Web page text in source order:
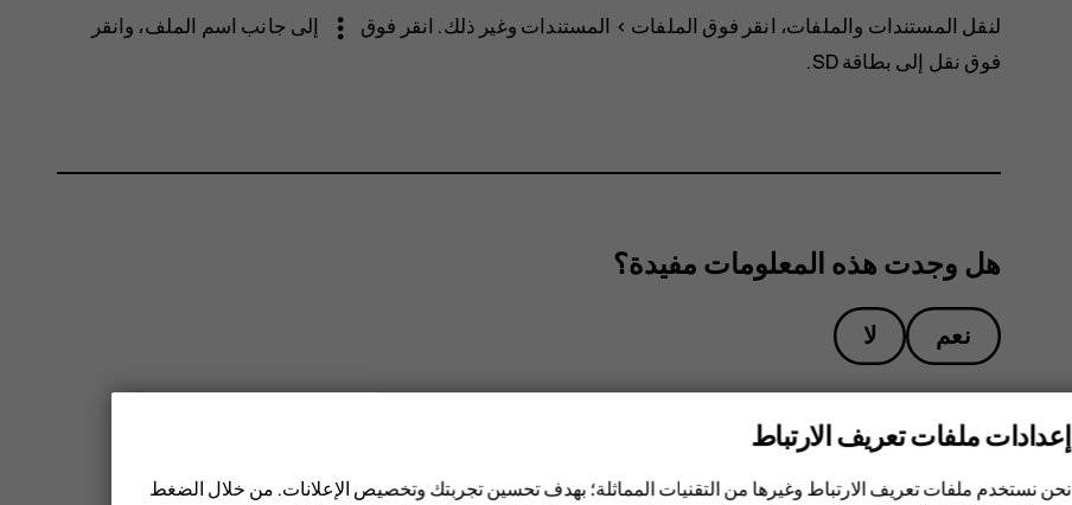
لنقل المستندات والملفات، انقر فوق الملفات > المستندات وغير ذلك. انقر فوق more_vert
إلى جانب اسم الملف، وانقر
فوق نقل إلى بطاقة SD .
هل وجدت هذه المعلومات مفيدة؟
نعم لا
إعدادات ملفات تعريف الارتباط
نحن نستخدم ملفات تعريف الارتباط وغيرها من التقنيات المماثلة؛ بهدف تحسين تجربتك وتخصيص الإعلانات. من خلال الضغط